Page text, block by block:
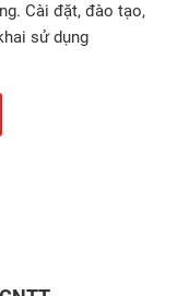
Cài đặt, đào tạo,
sử dụng